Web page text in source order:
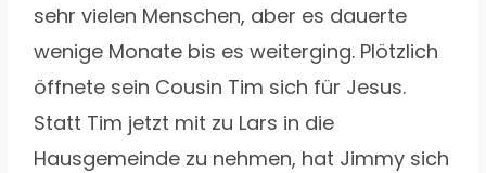
sehr vielen Menschen, aber es dauerte
wenige Monate bis es weiterging. Plötzlich
öffnete sein Cousin Tim sich für Jesus.
Statt Tim jetzt mit zu Lars in die
Hausgemeinde zu nehmen, hat Jimmy sich